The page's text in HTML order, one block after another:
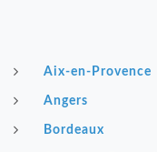
Aix-en-Provence
Angers
Bordeaux